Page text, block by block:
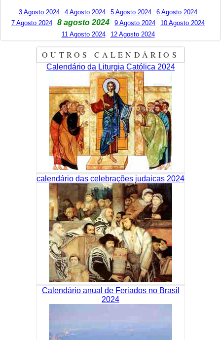
3 Agosto 2024 4 Agosto 2024 5 Agosto 2024
6 Agosto 2024
7 Agosto 2024
8 agosto 2024 9 Agosto 2024
10 Agosto 2024
11 Agosto 2024
12 Agosto 2024
OUTROS CALENDÁRIOS
Calendário da Liturgia Católica 2024
calendário das celebrações judaicas 2024
Calendário anual de Feriados no Brasil
2024